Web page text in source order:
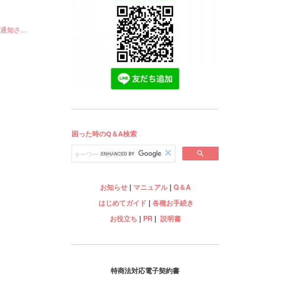
Q-2551 LINE対応Web予約から予約が入った時やキャンセルされた時、サロンやお客様へは通知されますか？
お知らせ| マニュアル| Q＆A
はじめてガイド | 各種お手続き
お役立ち | PR| 説明書
特商法対応電子契約書